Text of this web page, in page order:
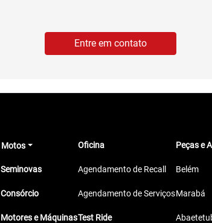
Entre em contato
Motos
Seminovas
Consórcio
Motores e Máquinas
Oficina
Agendamento de Recall
Agendamento de Serviços
Test Ride
Peças e
Belém
Marabá